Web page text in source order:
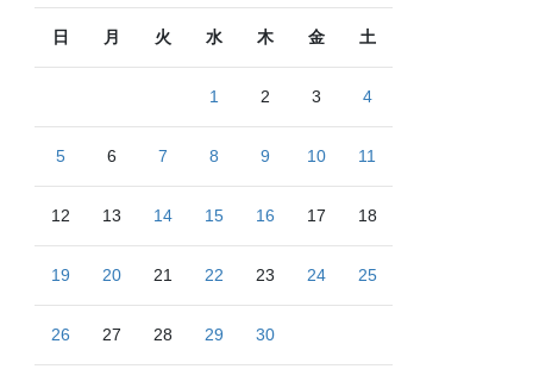
日 月 火 水 木 金 土
1 2 3 4
5 6 7 8 9 10 11
12 13 14 15 16 17 18
19 20 21 22 23 24 25
26 27 28 29 30